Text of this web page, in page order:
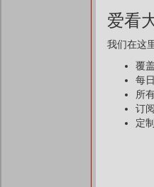
爱看
我们在这
覆
每
所
订
定